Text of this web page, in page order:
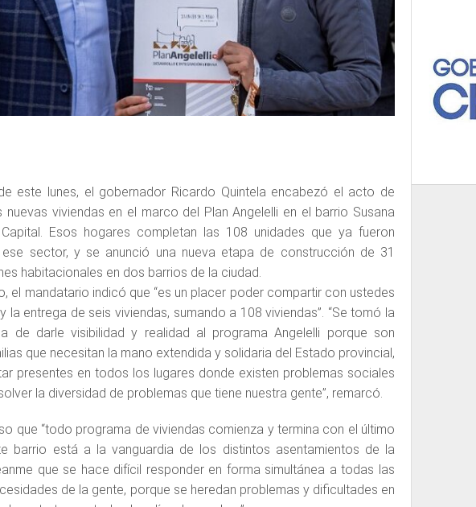
este lunes, el gobernador Ricardo Quintela encabezó el acto de
nuevas viviendas en el marco del Plan Angelelli en el barrio Susana
Esos hogares completan las 108 unidades que ya fueron
sector, y se anunció una nueva etapa de construcción de 31
habitacionales en dos barrios de la ciudad.
el mandatario indicó que “es un placer poder compartir con ustedes
la entrega de seis viviendas, sumando a 108 viviendas”. “Se tomó la
de darle visibilidad y realidad al programa Angelelli porque son
que necesitan la mano extendida y solidaria del Estado provincial,
presentes en todos los lugares donde existen problemas sociales
la diversidad de problemas que tiene nuestra gente”, remarcó.
que “todo programa de viviendas comienza y termina con el último
barrio está a la vanguardia de los distintos asentamientos de la
que se hace difícil responder en forma simultánea a todas las
de la gente, porque se heredan problemas y dificultades en